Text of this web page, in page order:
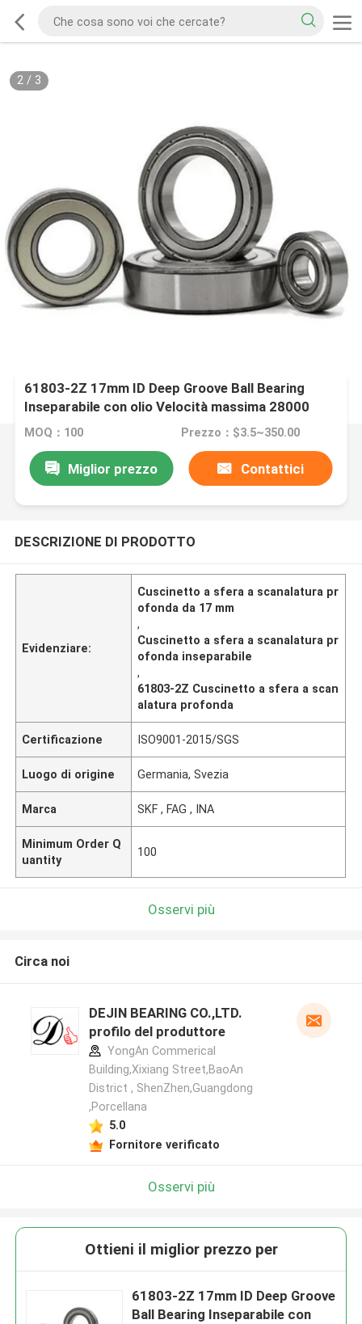
2/ 3
61803-2Z 17mm ID Deep Groove Ball Bearing
Inseparabile con olio Velocità massima 28000
R/Min
MOQ：100 Prezzo：$3.5~350.00
Miglior prezzo Contattici
DESCRIZIONE DI PRODOTTO
Evidenziare:
Cuscinetto a sfera a scanalatura pr
ofonda da 17 mm
,
Cuscinetto a sfera a scanalatura pr
ofonda inseparabile
,
61803-2Z Cuscinetto a sfera a scan
alatura profonda
Certificazione ISO9001-2015/SGS
Luogo di origine Germania, Svezia
Marca SKF , FAG , INA
Minimum Order Q
uantity
100
Osservi più
Circa noi
DEJIN BEARING CO.,LTD.
profilo del produttore
YongAn Commerical
Building,Xixiang Street,BaoAn
District , ShenZhen,Guangdong
,Porcellana
5.0
Fornitore verificato
Osservi più
Ottieni il miglior prezzo per
61803-2Z 17mm ID Deep Groove
Ball Bearing Inseparabile con